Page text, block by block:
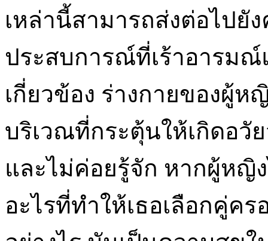
เหล่านี้สามารถส่งต่อไปยั
ประสบการณ์ที่เร้าอารม
เกี่ยวข้อง ร่างกายของผู้
บริเวณที่กระตุ้นให้เกิดอวั
และไม่ค่อยรู้จัก หากผู้หญิ
อะไรที่ทำให้เธอเลือกคู่ค